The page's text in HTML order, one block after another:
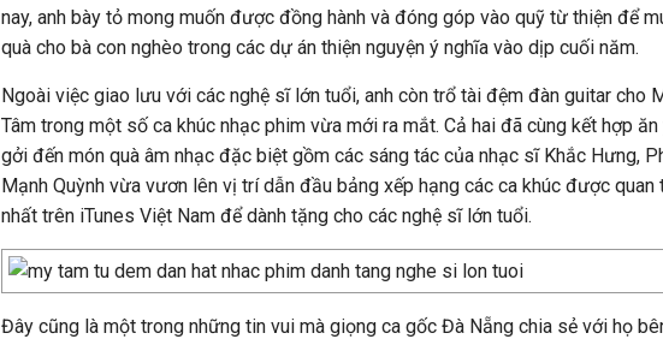
nay, anh bày tỏ mong muốn được đồng hành và đóng góp vào quỹ từ thiện để
quà cho bà con nghèo trong các dự án thiện nguyện ý nghĩa vào dịp cuối năm.
Ngoài việc giao lưu với các nghệ sĩ lớn tuổi, anh còn trổ tài đệm đàn guitar cho
Tâm trong một số ca khúc nhạc phim vừa mới ra mắt. Cả hai đã cùng kết hợp
gởi đến món quà âm nhạc đặc biệt gồm các sáng tác của nhạc sĩ Khắc Hưng,
Mạnh Quỳnh vừa vươn lên vị trí dẫn đầu bảng xếp hạng các ca khúc được quan
nhất trên iTunes Việt Nam để dành tặng cho các nghệ sĩ lớn tuổi.
Đây cũng là một trong những tin vui mà giọng ca gốc Đà Nẵng chia sẻ với họ